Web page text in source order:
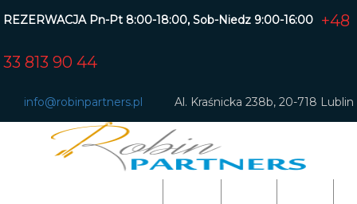
REZERWACJA Pn-Pt 8:00-18:00, Sob-Niedz 9:00-16:00 +48
33 813 90 44
info@robinpartners.pl Al. Kraśnicka 238b, 20-718 Lublin